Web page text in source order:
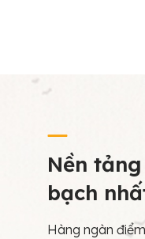
Nền
bạch
Hàng ngàn